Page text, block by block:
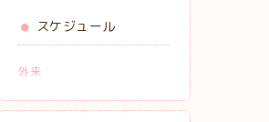
スケジュール
外来